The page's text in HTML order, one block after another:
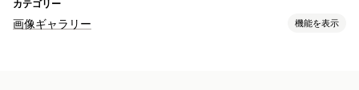
カテゴリー
画像ギャラリー 機能を表示